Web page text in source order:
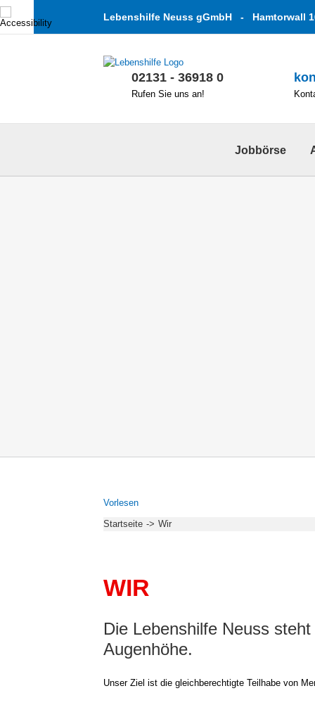
Zum
Inhalt
springen
Lebenshilfe Neuss gGmbH -
02131 - 36918 0
Rufen Sie uns an!
Jobbörse
Vor­le­sen
Start­sei­te
Wir
WIR
Die Lebenshilfe Neuss
Augenhöhe.
Unser Ziel ist die gleich­be­rech­tig­te Teil­ha­be von